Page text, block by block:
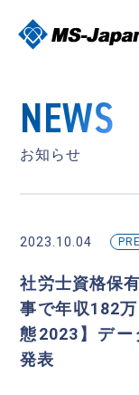
NEWS
お知らせ
2023.10.04
社労士資格保
事で年収182
態2023】デ
発表